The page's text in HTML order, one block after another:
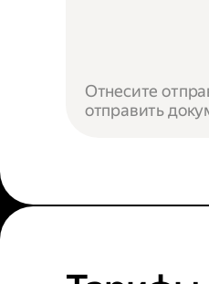
Отнесите
отправить